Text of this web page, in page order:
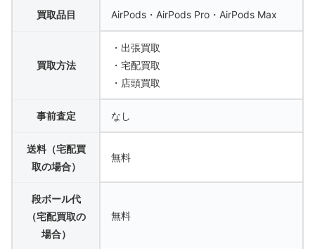
買取品目 AirPods・AirPods Pro・AirPods Max
買取方法
・出張買取
・宅配買取
・店頭買取
事前査定 なし
送料（宅配買
取の場合）
無料
段ボール代
（宅配買取の
場合）
無料